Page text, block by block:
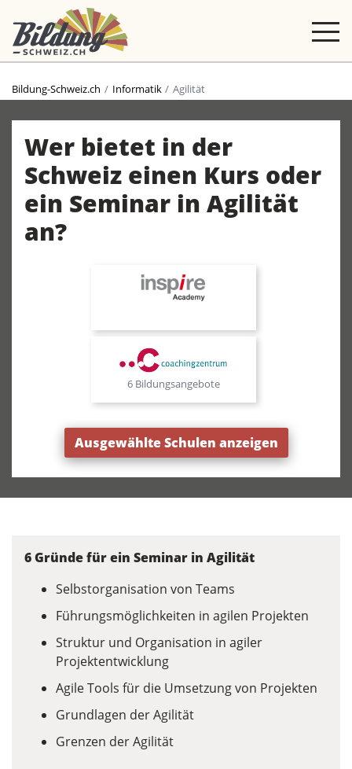
Bildung-Schweiz.ch Informatik Agilität
Wer bietet in der
Schweiz einen Kurs oder
ein Seminar in Agilität
an?
6 Bildungsangebote
Ausgewählte Schulen anzeigen
6 Gründe für ein Seminar in Agilität
Selbstorganisation von Teams
Führungsmöglichkeiten in agilen Projekten
Struktur und Organisation in agiler
Projektentwicklung
Agile Tools für die Umsetzung von Projekten
Grundlagen der Agilität
Grenzen der Agilität